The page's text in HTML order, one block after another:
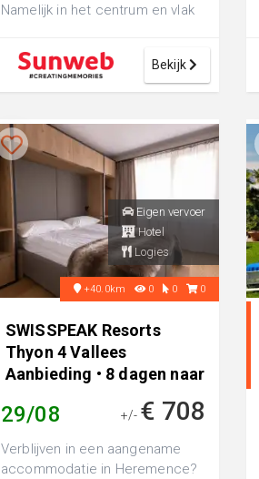
Namelijk in het centrum en vlak
Bekijk
Eigen vervoer
Hotel
Logies
+40.0km 0 0 0
SWISSPEAK Resorts
Thyon 4 Vallees
Aanbieding • 8 dagen naar
29/08 +/- € 708
Verblijven in een aangename
accommodatie in Heremence?